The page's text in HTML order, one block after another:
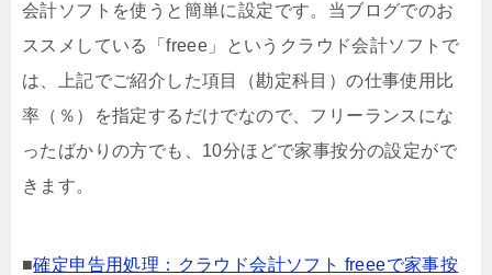
会計ソフトを使うと簡単に設定です。当ブログでのお
ススメしている「freee」というクラウド会計ソフトで
は、上記でご紹介した項目（勘定科目）の仕事使用比
率（％）を指定するだけでなので、フリーランスにな
ったばかりの方でも、10分ほどで家事按分の設定がで
きます。
■確定申告用処理：クラウド会計ソフト freeeで家事按